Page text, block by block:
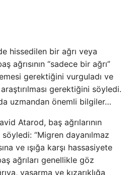
hissedilen bir ağrı veya
ağrısının “sadece bir ağrı”
gerektiğini vurguladı ve
gerektiğini söyledi.
uzmandan önemli bilgiler…
Atarod, baş ağrılarının
“Migren dayanılmaz
ve ışığa karşı hassasiyete
ağrıları genellikle göz
yaşarma ve kızarıklığa